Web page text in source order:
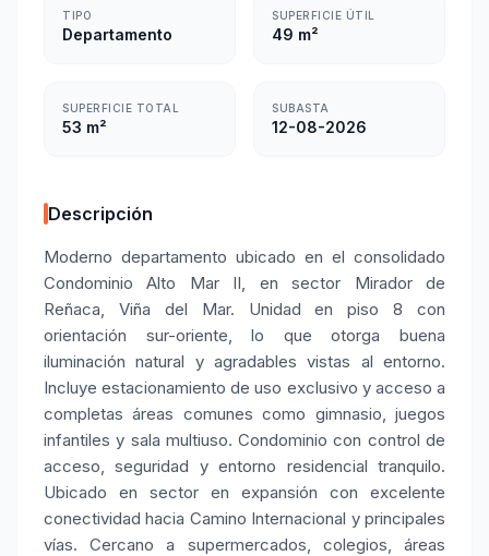
TIPO
Departamento
SUPERFICIE ÚTIL
49 m²
SUPERFICIE TOTAL
53 m²
SUBASTA
12-08-2026
Descripción
Moderno departamento ubicado en el consolidado
Condominio Alto Mar II, en sector Mirador de
Reñaca, Viña del Mar. Unidad en piso 8 con
orientación sur-oriente, lo que otorga buena
iluminación natural y agradables vistas al entorno.
Incluye estacionamiento de uso exclusivo y acceso a
completas áreas comunes como gimnasio, juegos
infantiles y sala multiuso. Condominio con control de
acceso, seguridad y entorno residencial tranquilo.
Ubicado en sector en expansión con excelente
conectividad hacia Camino Internacional y principales
vías. Cercano a supermercados, colegios, áreas